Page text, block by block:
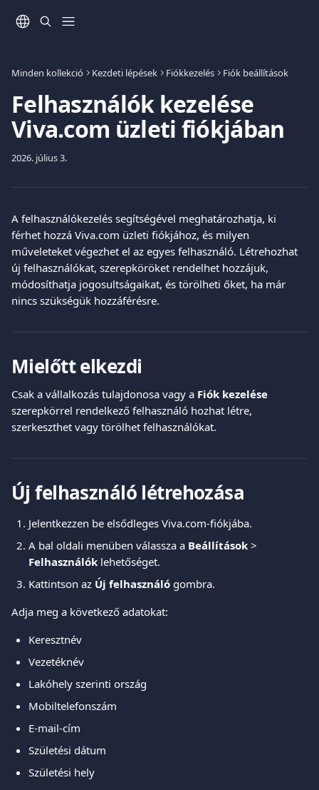
Minden kollekció Kezdeti lépések Fiókkezelés Fiók beállítások
Felhasználók kezelése
Viva.com üzleti fiókjában
2026. július 3.
A felhasználókezelés segítségével meghatározhatja, ki
férhet hozzá Viva.com üzleti fiókjához, és milyen
műveleteket végezhet el az egyes felhasználó. Létrehozhat
új felhasználókat, szerepköröket rendelhet hozzájuk,
módosíthatja jogosultságaikat, és törölheti őket, ha már
nincs szükségük hozzáférésre.
Mielőtt elkezdi
Csak a vállalkozás tulajdonosa vagy a Fiók kezelése
szerepkörrel rendelkező felhasználó hozhat létre,
szerkeszthet vagy törölhet felhasználókat.
Új felhasználó létrehozása
Jelentkezzen be elsődleges Viva.com-fiókjába.
A bal oldali menüben válassza a Beállítások >
Felhasználók lehetőséget.
Kattintson az Új felhasználó gombra.
Adja meg a következő adatokat:
Keresztnév
Vezetéknév
Lakóhely szerinti ország
Mobiltelefonszám
E-mail-cím
Születési dátum
Születési hely